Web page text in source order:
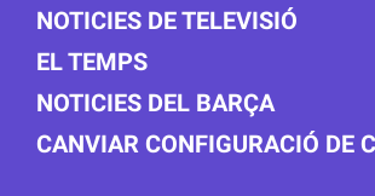
NOTICIES DE TELEVISIÓ
EL TEMPS
NOTICIES DEL BARÇA
CANVIAR CONFIGURACIÓ DE